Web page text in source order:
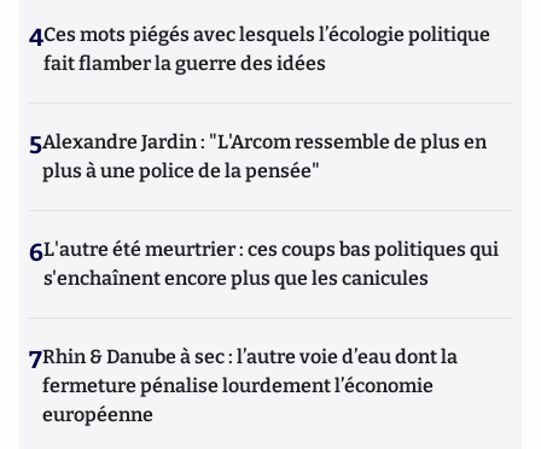
4Ces mots piégés avec lesquels l’écologie politique
fait flamber la guerre des idées
5Alexandre Jardin : "L'Arcom ressemble de plus en
plus à une police de la pensée"
6L'autre été meurtrier : ces coups bas politiques qui
s'enchaînent encore plus que les canicules
7Rhin & Danube à sec : l’autre voie d’eau dont la
fermeture pénalise lourdement l’économie
européenne